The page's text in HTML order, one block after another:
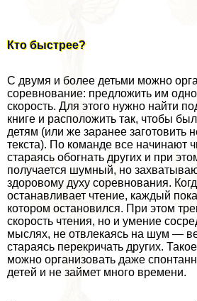
Кто быстрее?
С двумя и более детьми можно
соревнование: предложить им
скорость. Для этого нужно найти
книге и расположить так, чтобы
детям (или же заранее заготовить
текста). По комaнде все начинают
стараясь обогнать других и при
получается шумный, но
здоровому духу соревнования.
останавливает чтение, каждый
котором остановился. При этом
скорость чтения, но и умение
мыслях, не отвлекаясь на шум —
стараясь перекричать других.
можно организовать даже
детей и не займет много времени.